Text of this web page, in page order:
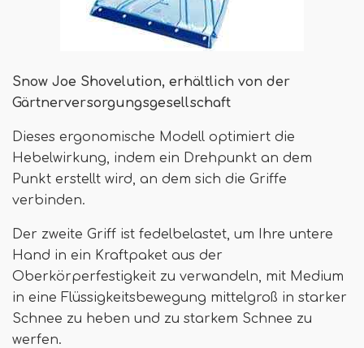
Snow Joe Shovelution, erhältlich von der
Gärtnerversorgungsgesellschaft
Dieses ergonomische Modell optimiert die
Hebelwirkung, indem ein Drehpunkt an dem
Punkt erstellt wird, an dem sich die Griffe
verbinden.
Der zweite Griff ist fedelbelastet, um Ihre untere
Hand in ein Kraftpaket aus der
Oberkörperfestigkeit zu verwandeln, mit Medium
in eine Flüssigkeitsbewegung mittelgroß in starker
Schnee zu heben und zu starkem Schnee zu
werfen.